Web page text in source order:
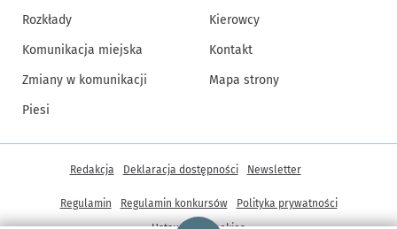
Rozkłady
Komunikacja miejska
Zmiany w komunikacji
Piesi
Kierowcy
Kontakt
Mapa strony
Inne informacje
Redakcja Deklaracja dostępności Newsletter
Regulamin Regulamin konkursów
Polityka prywatności